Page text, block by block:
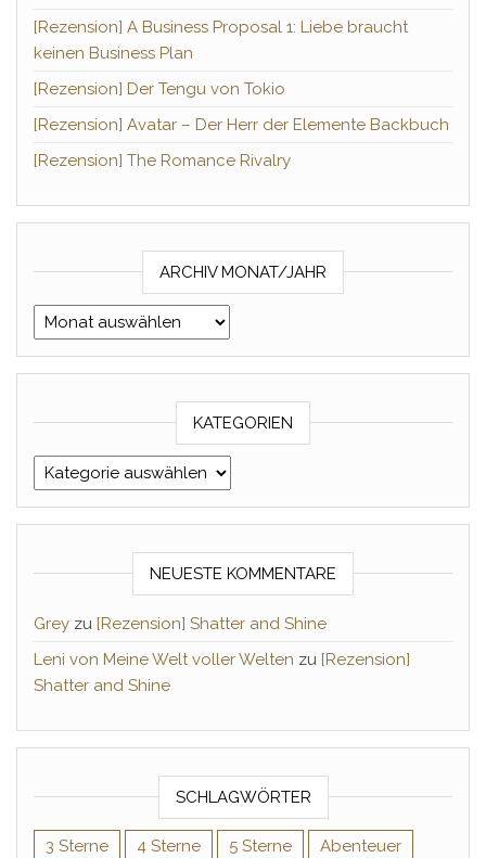
[Rezension] A Business Proposal 1: Liebe braucht
keinen Business Plan
[Rezension] Der Tengu von Tokio
[Rezension] Avatar – Der Herr der Elemente Backbuch
[Rezension] The Romance Rivalry
ARCHIV MONAT/JAHR
Archiv Monat/Jahr
KATEGORIEN
Kategorien
NEUESTE KOMMENTARE
Grey zu [Rezension] Shatter and Shine
Leni von Meine Welt voller Welten zu [Rezension]
Shatter and Shine
SCHLAGWÖRTER
3 Sterne 4 Sterne 5 Sterne
Abenteuer